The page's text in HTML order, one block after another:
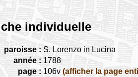
individuelle
paroisse : S. Lorenzo in Lucina
année : 1788
page : 106v (afficher la page